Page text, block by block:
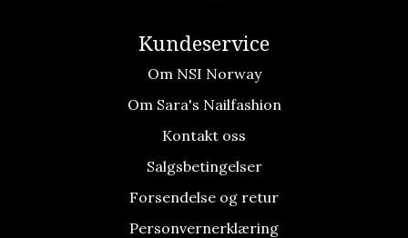
Kundeservice
Om NSI Norway
Om Sara's Nailfashion
Kontakt oss
Salgsbetingelser
Forsendelse og retur
Personvernerklæring